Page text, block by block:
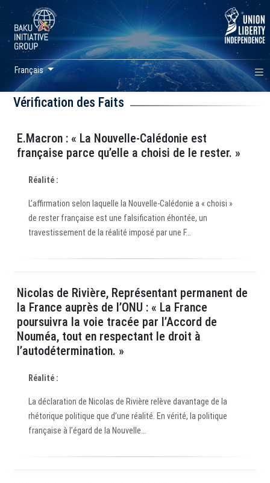
Français
Vérification des Faits
E.Macron : « La Nouvelle-Calédonie est
française parce qu’elle a choisi de le rester. »
Réalité :
L’affirmation selon laquelle la Nouvelle-Calédonie a « choisi »
de rester française est une falsification éhontée, un
travestissement de la réalité imposé par une F...
Nicolas de Rivière, Représentant permanent de
la France auprès de l’ONU : « La France
poursuivra la voie tracée par l’Accord de
Nouméa, tout en respectant le droit à
l’autodétermination. »
Réalité :
La déclaration de Nicolas de Rivière relève davantage de la
rhétorique politique que d’une réalité. En vérité, la politique
française à l’égard de la Nouvelle...